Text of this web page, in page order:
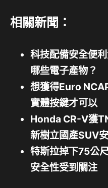
相關新聞：
科技配備安全便
哪些電子產物？
想獲得Euro
實體按鍵才可以
Honda CR-V獲
新樹立國產SUV
特斯拉掉下75公
安全性受到關注